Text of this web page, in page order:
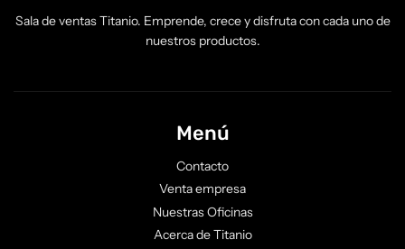
Sala de ventas Titanio. Emprende, crece y disfruta con cada uno de
nuestros productos.
Menú
Contacto
Venta empresa
Nuestras Oficinas
Acerca de Titanio